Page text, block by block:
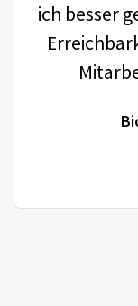
ich besser